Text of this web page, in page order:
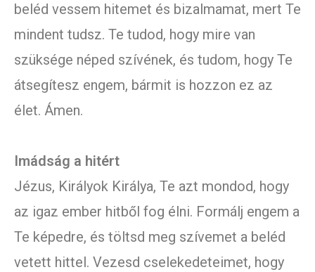
beléd vessem hitemet és bizalmamat, mert Te
mindent tudsz. Te tudod, hogy mire van
szüksége néped szívének, és tudom, hogy Te
átsegítesz engem, bármit is hozzon ez az
élet. Ámen.
Imádság a hitért
Jézus, Királyok Királya, Te azt mondod, hogy
az igaz ember hitből fog élni. Formálj engem a
Te képedre, és töltsd meg szívemet a beléd
vetett hittel. Vezesd cselekedeteimet, hogy